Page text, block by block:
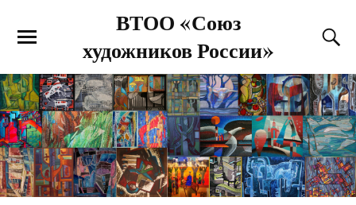
ВТОО «Союз
художников России»